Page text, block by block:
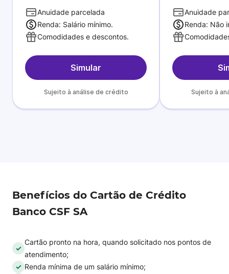
Anuidade parcelada
Renda: Salário mínimo.
Comodidades e descontos.
Simular
Sujeito à análise de crédito
Anuidade
Renda: Não
Sujeito à
Benefícios do Cartão de Crédito
Banco CSF SA
Cartão pronto na hora, quando solicitado nos pontos de
atendimento;
Renda mínima de um salário mínimo;